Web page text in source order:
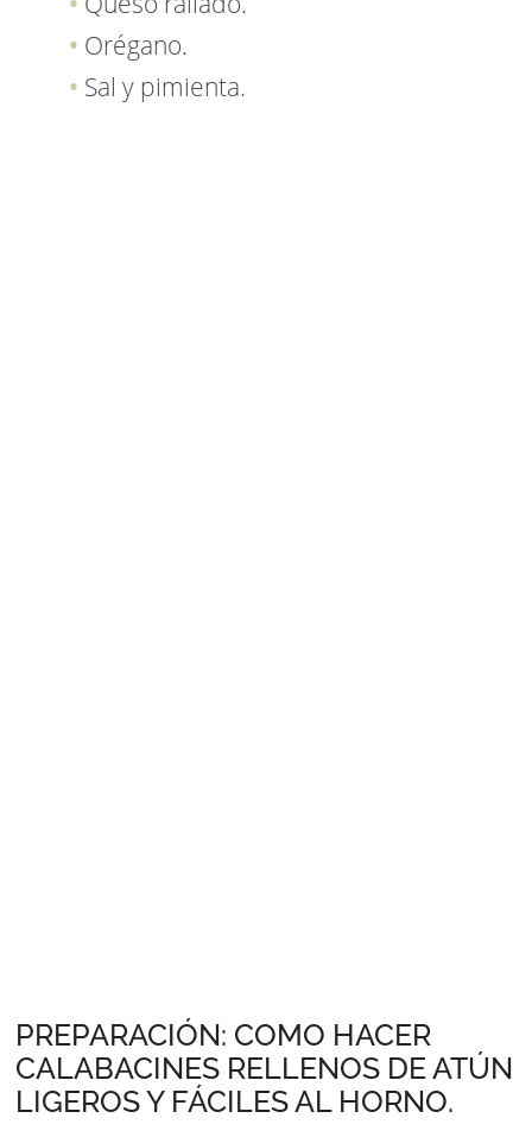
Orégano.
Sal y pimienta.
PREPARACIÓN: COMO HACER
CALABACINES RELLENOS DE ATÚN
LIGEROS Y FÁCILES AL HORNO.